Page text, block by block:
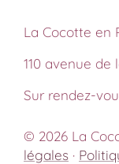
La Cocotte en
110 avenue de
Sur rendez-
© 2026 La
légales ·